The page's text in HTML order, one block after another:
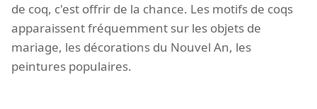
de coq, c'est offrir de la chance. Les motifs de coqs
apparaissent fréquemment sur les objets de
mariage, les décorations du Nouvel An, les
peintures populaires.